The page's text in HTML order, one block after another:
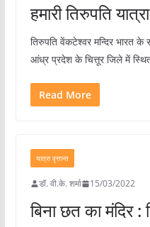
हमारी तिरुपति यात्रा
तिरुपति वेंकटेश्वर मन्दिर भारत
आंध्र प्रदेश के चित्तूर जिले में
Read More
यात्रा वृत्तान्त
डॉ. वी.के. शर्मा 15/03/2022
बिना छत‌ का मंदिर :